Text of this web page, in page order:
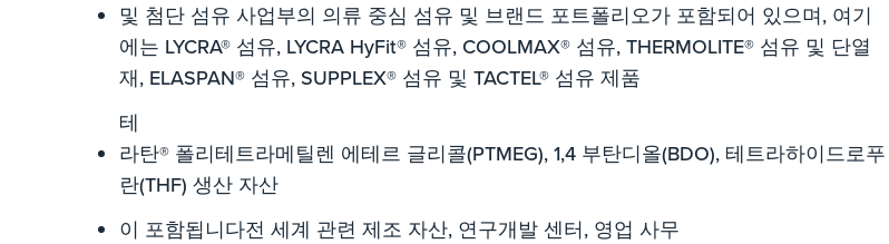
및 첨단 섬유 사업부의 의류 중심 섬유 및 브랜드 포트폴리오가 포함되어 있으며, 여기
에는 LYCRA® 섬유, LYCRA HyFit® 섬유, COOLMAX® 섬유, THERMOLITE® 섬유 및 단열
재, ELASPAN® 섬유, SUPPLEX® 섬유 및 TACTEL® 섬유 제품
테
라탄® 폴리테트라메틸렌 에테르 글리콜(PTMEG), 1,4 부탄디올(BDO), 테트라하이드로푸
란(THF) 생산 자산
이 포함됩니다전 세계 관련 제조 자산, 연구개발 센터, 영업 사무